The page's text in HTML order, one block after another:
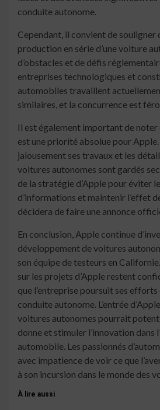
conduite autonome.
Cependant, il convient de souligner
production en série d’une voiture
d’obstacles et de défis
entreprises technologiques et
automobiles travaillent
similaires, et la concurrence est
Il est également important de
est une priorité absolue pour
jalousement ses travaux et les
voitures autonomes sont gardés
de la stratégie d’Apple pour éviter
d’informations et maintenir l’effet
décidera de faire une annonce
En conclusion, Apple continue
développement de voitures
son équipe de testeurs en
sur les projets d’Apple restent
que l’entreprise poursuit ses efforts
conduite autonome. L’entrée
voitures autonomes pourrait
donne et stimuler l’innovation dans
automobile. Les passionnés
avec impatience de voir ce que
à son incursion dans le monde des
À lire aussi